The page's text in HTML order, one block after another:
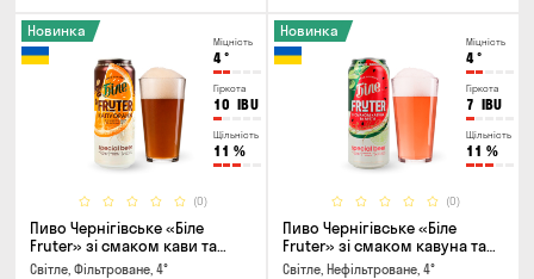
Міцність
4°
Гіркота
10 IBU
Щільність
11 %
(0)
Новинка
Пиво Чернігівське «Біле
Fruter» зі смаком кави та
апельсину 0.5л
Світле, Фільтроване, 4°
Міцність
4°
Гіркота
7 IBU
Щільність
11 %
(0)
Новинка
Пиво Чернігівське «Біле
Fruter» зі смаком кавуна та
м'яти 0.5л
Світле, Нефільтроване, 4°